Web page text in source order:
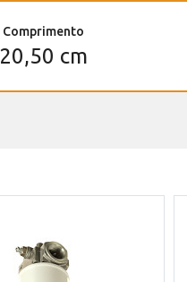
Comprimento
20,50 cm